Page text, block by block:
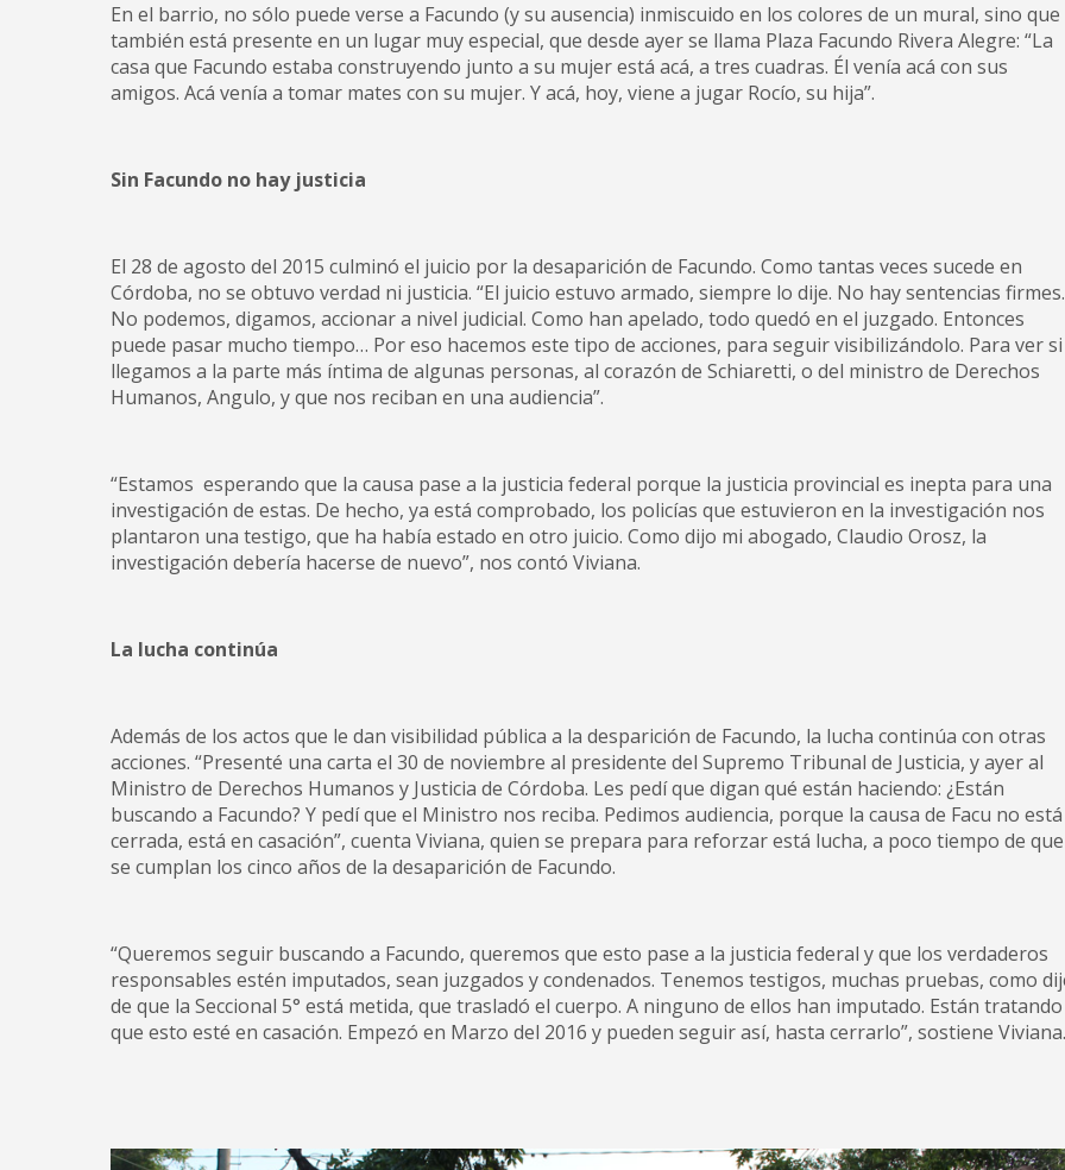
En el barrio, no sólo puede verse a Facundo (y su ausencia) inmiscuido en los colores de un mural, sino que
también está presente en un lugar muy especial, que desde ayer se llama Plaza Facundo Rivera Alegre: “La
casa que Facundo estaba construyendo junto a su mujer está acá, a tres cuadras. Él venía acá con sus
amigos. Acá venía a tomar mates con su mujer. Y acá, hoy, viene a jugar Rocío, su hija”.
Sin Facundo no hay justicia
El 28 de agosto del 2015 culminó el juicio por la desaparición de Facundo. Como tantas veces sucede en
Córdoba, no se obtuvo verdad ni justicia. “El juicio estuvo armado, siempre lo dije. No hay sentencias firmes.
No podemos, digamos, accionar a nivel judicial. Como han apelado, todo quedó en el juzgado. Entonces
puede pasar mucho tiempo… Por eso hacemos este tipo de acciones, para seguir visibilizándolo. Para ver si
llegamos a la parte más íntima de algunas personas, al corazón de Schiaretti, o del ministro de Derechos
Humanos, Angulo, y que nos reciban en una audiencia”.
“Estamos esperando que la causa pase a la justicia federal porque la justicia provincial es inepta para una
investigación de estas. De hecho, ya está comprobado, los policías que estuvieron en la investigación nos
plantaron una testigo, que ha había estado en otro juicio. Como dijo mi abogado, Claudio Orosz, la
investigación debería hacerse de nuevo”, nos contó Viviana.
La lucha continúa
Además de los actos que le dan visibilidad pública a la desparición de Facundo, la lucha continúa con otras
acciones. “Presenté una carta el 30 de noviembre al presidente del Supremo Tribunal de Justicia, y ayer al
Ministro de Derechos Humanos y Justicia de Córdoba. Les pedí que digan qué están haciendo: ¿Están
buscando a Facundo? Y pedí que el Ministro nos reciba. Pedimos audiencia, porque la causa de Facu no está
cerrada, está en casación”, cuenta Viviana, quien se prepara para reforzar está lucha, a poco tiempo de que
se cumplan los cinco años de la desaparición de Facundo.
“Queremos seguir buscando a Facundo, queremos que esto pase a la justicia federal y que los verdaderos
responsables estén imputados, sean juzgados y condenados. Tenemos testigos, muchas pruebas, como
de que la Seccional 5° está metida, que trasladó el cuerpo. A ninguno de ellos han imputado. Están tratando
que esto esté en casación. Empezó en Marzo del 2016 y pueden seguir así, hasta cerrarlo”, sostiene Viviana.